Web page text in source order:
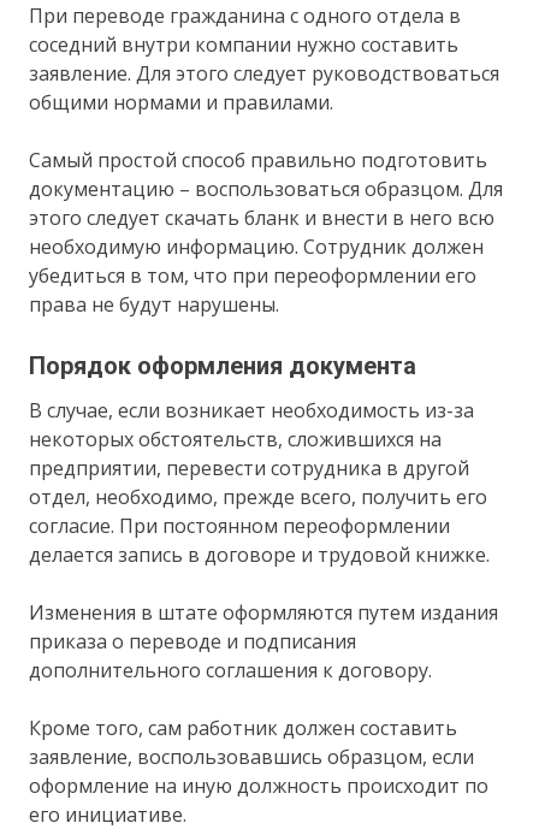
При переводе гражданина с одного отдела в
соседний внутри компании нужно составить
заявление. Для этого следует руководствоваться
общими нормами и правилами.
Самый простой способ правильно подготовить
документацию – воспользоваться образцом. Для
этого следует скачать бланк и внести в него всю
необходимую информацию. Сотрудник должен
убедиться в том, что при переоформлении его
права не будут нарушены.
Порядок оформления документа
В случае, если возникает необходимость из-за
некоторых обстоятельств, сложившихся на
предприятии, перевести сотрудника в другой
отдел, необходимо, прежде всего, получить его
согласие. При постоянном переоформлении
делается запись в договоре и трудовой книжке.
Изменения в штате оформляются путем издания
приказа о переводе и подписания
дополнительного соглашения к договору.
Кроме того, сам работник должен составить
заявление, воспользовавшись образцом, если
оформление на иную должность происходит по
его инициативе.